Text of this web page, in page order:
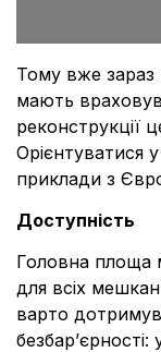
Тому вже зараз
мають
реконструкції
Орієнтуватися
приклади з
Доступність
Головна площа
для всіх
варто